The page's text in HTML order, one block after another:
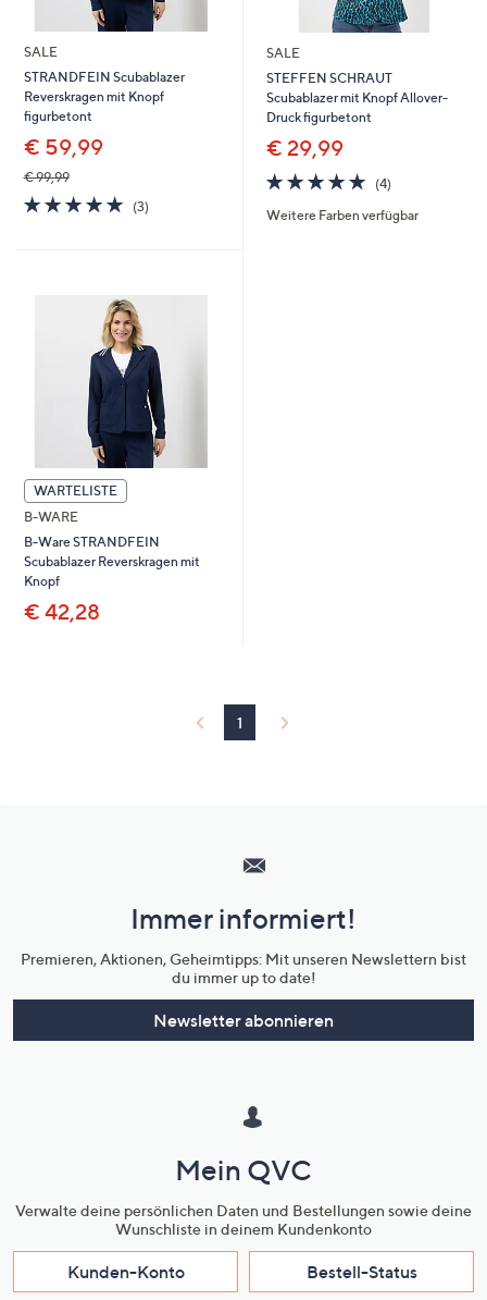
rechts,
um
diese
anzuzeigen.
SALE
STRANDFEIN Scubablazer
Reverskragen mit Knopf
figurbetont
€ 59,99
€ 99,99
5.0
von
(3)3
SALE
STEFFEN SCHRAUT
Scubablazer mit Knopf Allover-
Druck figurbetont
€ 29,99
4.8
von
5
(4)4
Weitere Farben verfügbar
WARTELISTE
B-WARE
B-Ware STRANDFEIN
Scubablazer Reverskragen mit
Knopf
€ 42,28
1
Unternehmensinformationen
Immer informiert!
Premieren, Aktionen, Geheimtipps: Mit unseren Newslettern bist
du immer up to date!
Newsletter abonnieren
Mein QVC
Verwalte deine persönlichen Daten und Bestellungen sowie deine
Wunschliste in deinem Kundenkonto
Kunden-Konto Bestell-Status